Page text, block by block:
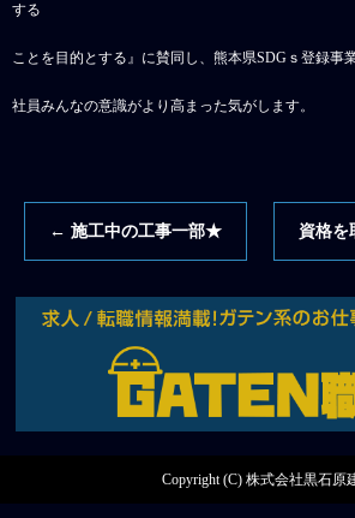
する
ことを目的とする』に賛同し、熊本県SDGｓ登録事
社員みんなの意識がより高まった気がします。
← 施工中の工事一部★ 資格
Copyright (C) 株式会社黒石原